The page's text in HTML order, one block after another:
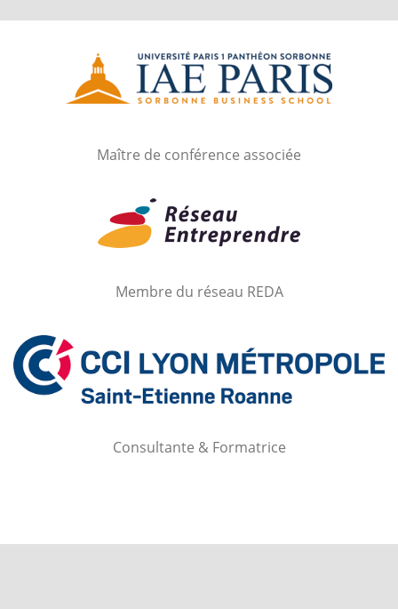
Maître de conférence associée
Membre du réseau REDA
Consultante & Formatrice